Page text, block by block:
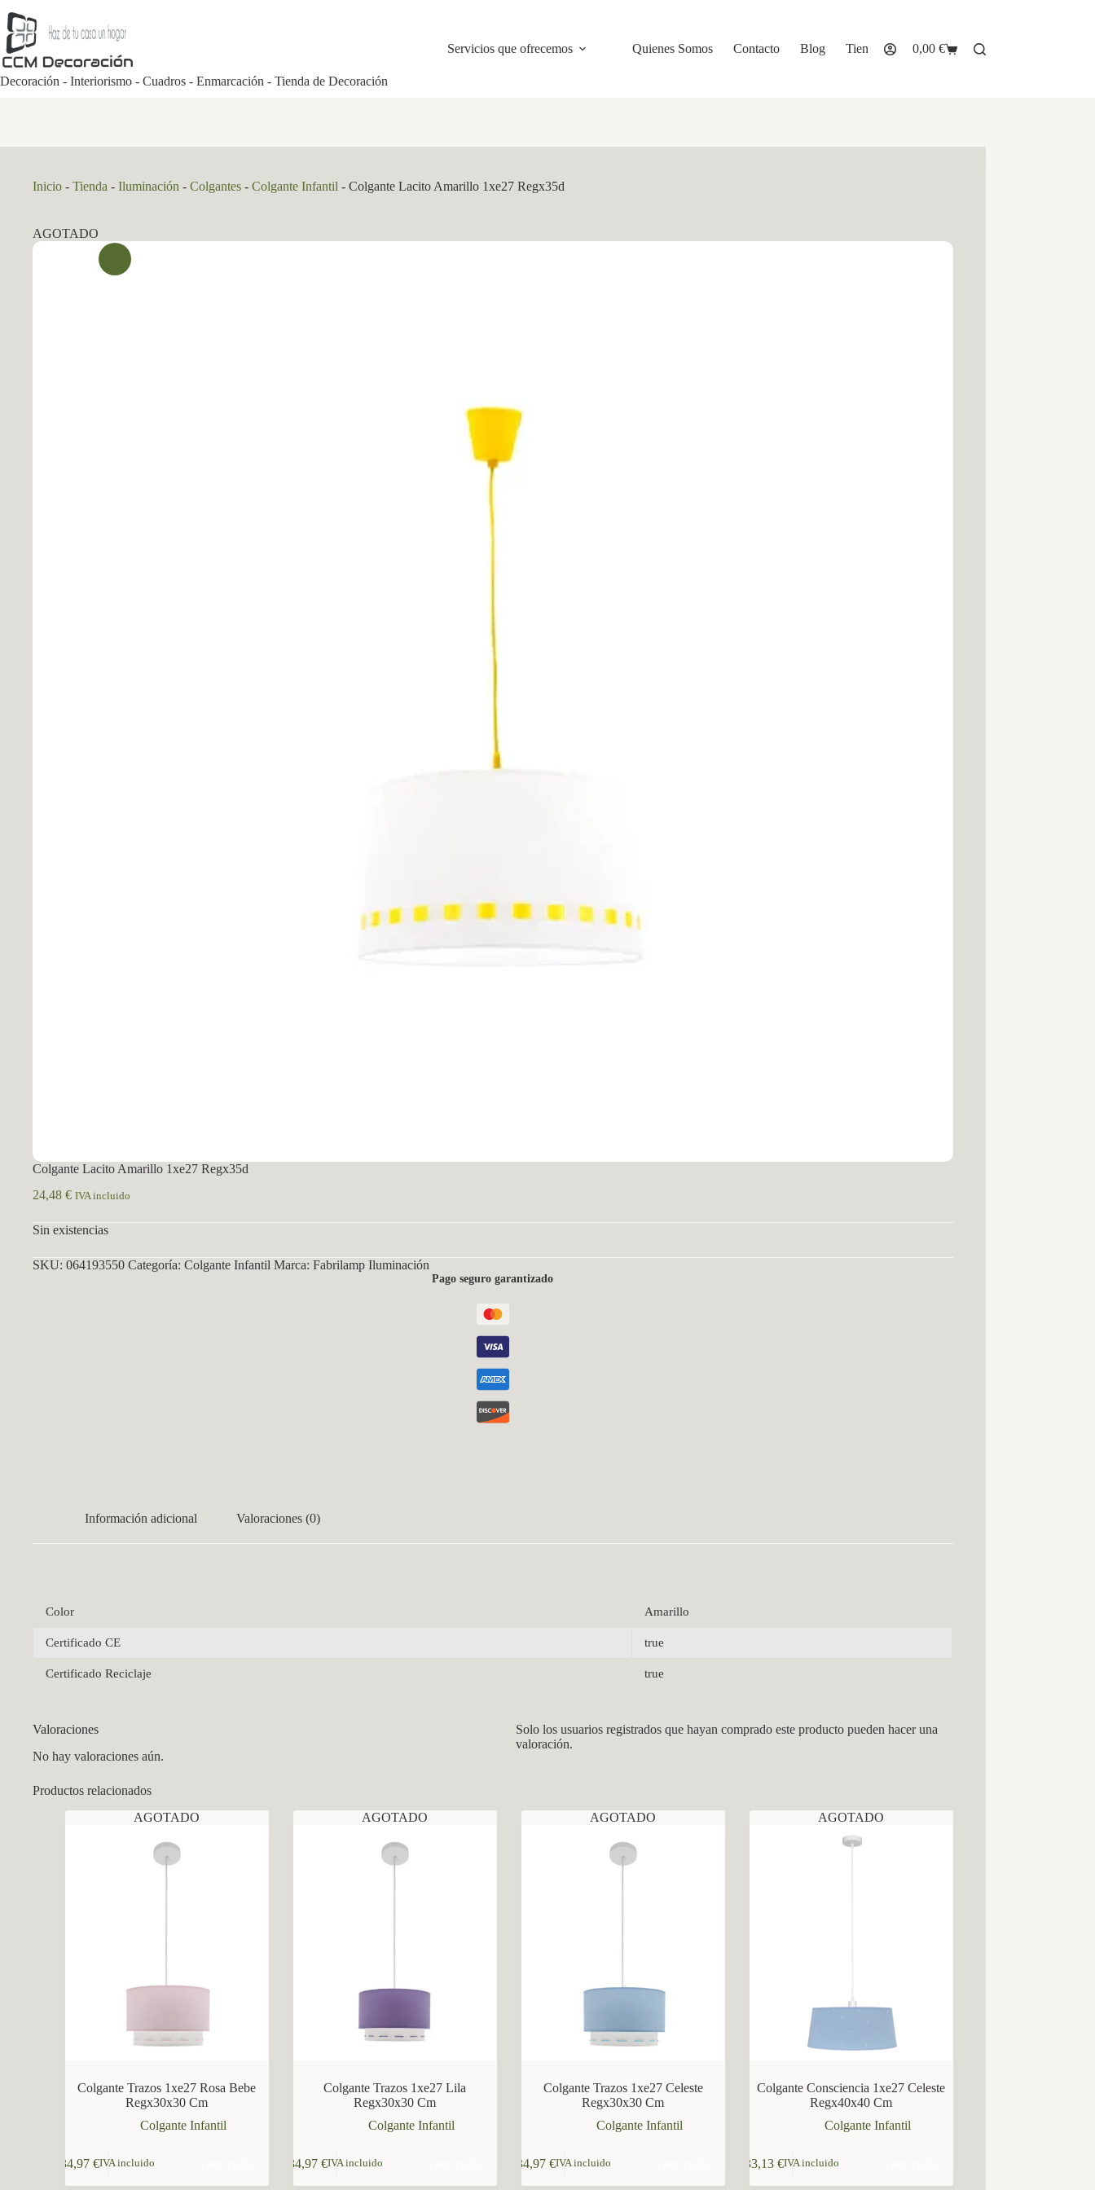
al
contenido
Decoración - Interiorismo - Cuadros - Enmarcación - Tienda de Decoración
Servicios que ofrecemos Quienes Somos Contacto Blog Tienda
Carro
0,00 €
Inicio - Tienda - Iluminación - Colgantes - Colgante Infantil - Colgante Lacito Amarillo 1xe27 Regx35d
AGOTADO
Colgante Lacito Amarillo 1xe27 Regx35d
24,48 € IVA incluido
Sin existencias
SKU: 064193550 Categoría: Colgante Infantil Marca: Fabrilamp Iluminación
Pago seguro garantizado
Información adicional Valoraciones (0)
Color Amarillo
Certificado CE true
Certificado Reciclaje true
Valoraciones
No hay valoraciones aún.
Solo los usuarios registrados que hayan comprado este producto pueden hacer una
valoración.
Productos relacionados
AGOTADO
Colgante Trazos 1xe27 Rosa Bebe
Regx30x30 Cm
Colgante Infantil
34,97€IVA incluido
AGOTADO
Colgante Trazos 1xe27 Lila
Regx30x30 Cm
Colgante Infantil
34,97€IVA incluido
AGOTADO
Colgante Trazos 1xe27 Celeste
Regx30x30 Cm
Colgante Infantil
34,97€IVA incluido
AGOTADO
Colgante Consciencia 1xe27 Celeste
Regx40x40 Cm
Colgante Infantil
33,13€IVA incluido